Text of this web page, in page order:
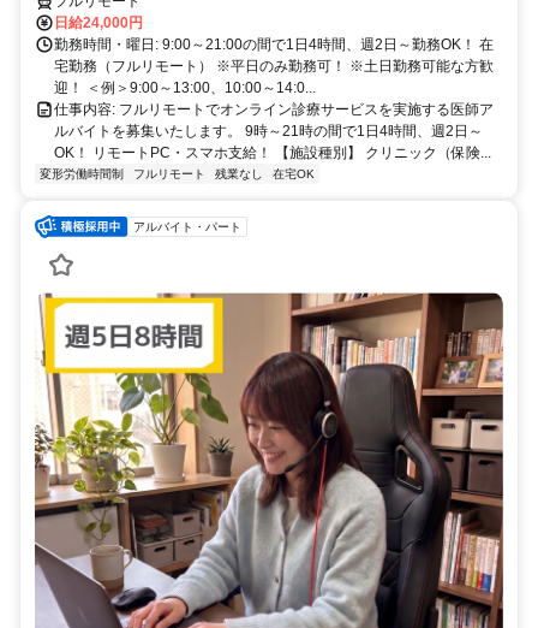
日給24,000円
勤務時間・曜日: 9:00～21:00の間で1日4時間、週2日～勤務OK！ 在
宅勤務（フルリモート） ※平日のみ勤務可！ ※土日勤務可能な方歓
迎！ ＜例＞9:00～13:00、10:00～14:0...
仕事内容: フルリモートでオンライン診療サービスを実施する医師ア
ルバイトを募集いたします。 9時～21時の間で1日4時間、週2日～
OK！ リモートPC・スマホ支給！ 【施設種別】 クリニック（保険...
変形労働時間制 フルリモート 残業なし 在宅OK
アルバイト・パート